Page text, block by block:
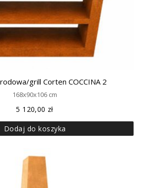
grill Corten COCCINA 2
168x90x106 cm
5 120,00 zł
Dodaj do koszyka